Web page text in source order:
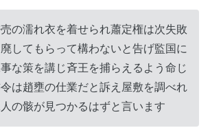
の濡れ衣を着せられ蕭定権は次失敗
してもらって構わないと告げ監国に
な策を講じ斉王を捕らえるよう命じ
は趙壅の仕業だと訴え屋敷を調べれ
の骸が見つかるはずと言います